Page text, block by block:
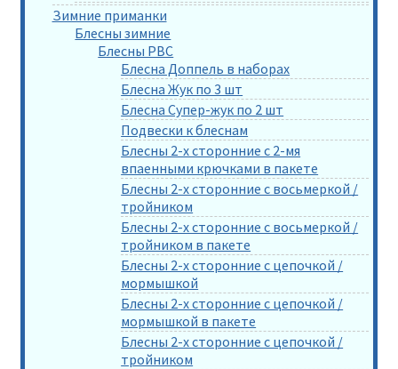
Зимние приманки
Блесны зимние
Блесны РВС
Блесна Доппель в наборах
Блесна Жук по 3 шт
Блесна Супер-жук по 2 шт
Подвески к блеснам
Блесны 2-х сторонние с 2-мя
впаенными крючками в пакете
Блесны 2-х сторонние с восьмеркой /
тройником
Блесны 2-х сторонние с восьмеркой /
тройником в пакете
Блесны 2-х сторонние с цепочкой /
мормышкой
Блесны 2-х сторонние с цепочкой /
мормышкой в пакете
Блесны 2-х сторонние с цепочкой /
тройником